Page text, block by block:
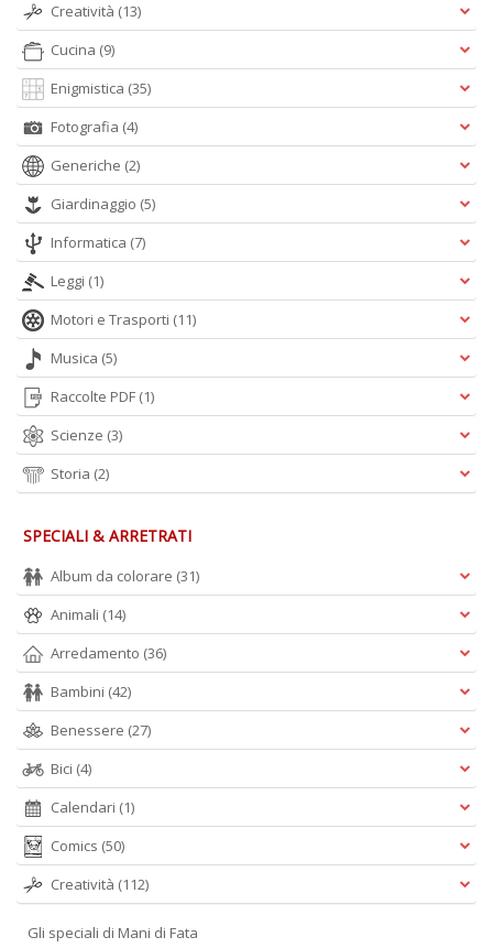
Creatività (13)
Cucina (9)
Enigmistica (35)
Fotografia (4)
Generiche (2)
Giardinaggio (5)
Informatica (7)
Leggi (1)
Motori e Trasporti (11)
Musica (5)
Raccolte PDF (1)
Scienze (3)
Storia (2)
SPECIALI & ARRETRATI
Album da colorare (31)
Animali (14)
Arredamento (36)
Bambini (42)
Benessere (27)
Bici (4)
Calendari (1)
Comics (50)
Creatività (112)
Gli speciali di Mani di Fata